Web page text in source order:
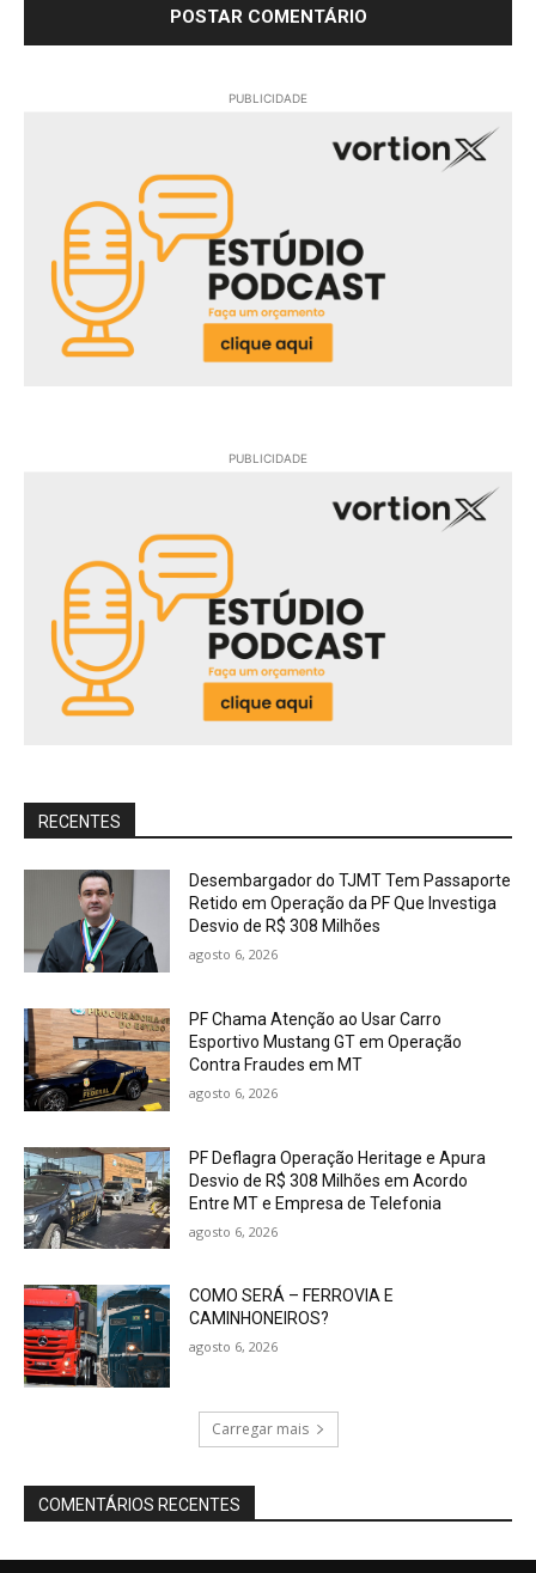
PUBLICIDADE
PUBLICIDADE
RECENTES
Desembargador do TJMT Tem Passaporte
Retido em Operação da PF Que Investiga
Desvio de R$ 308 Milhões
agosto 6, 2026
PF Chama Atenção ao Usar Carro
Esportivo Mustang GT em Operação
Contra Fraudes em MT
agosto 6, 2026
PF Deflagra Operação Heritage e Apura
Desvio de R$ 308 Milhões em Acordo
Entre MT e Empresa de Telefonia
agosto 6, 2026
COMO SERÁ – FERROVIA E
CAMINHONEIROS?
agosto 6, 2026
Carregar mais
COMENTÁRIOS RECENTES